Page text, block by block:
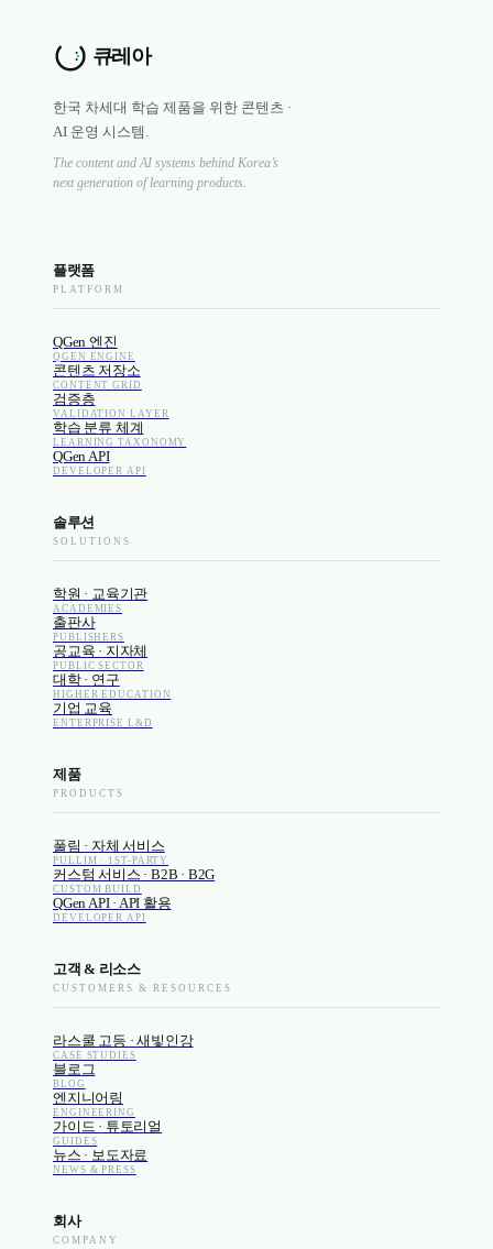
한국 차세대 학습 제품을 위한 콘텐츠 ·
AI 운영 시스템.
The content and AI systems behind Korea’s
next generation of learning products.
플랫폼
PLATFORM
QGen 엔진
QGEN ENGINE
콘텐츠 저장소
CONTENT GRID
검증층
VALIDATION LAYER
학습 분류 체계
LEARNING TAXONOMY
QGen API
DEVELOPER API
솔루션
SOLUTIONS
학원 · 교육기관
ACADEMIES
출판사
PUBLISHERS
공교육 · 지자체
PUBLIC SECTOR
대학 · 연구
HIGHER EDUCATION
기업 교육
ENTERPRISE L&D
제품
PRODUCTS
풀림 · 자체 서비스
PULLIM · 1ST-PARTY
커스텀 서비스 · B2B · B2G
CUSTOM BUILD
QGen API · API 활용
DEVELOPER API
고객 & 리소스
CUSTOMERS & RESOURCES
라스쿨 고등 · 새빛인강
CASE STUDIES
블로그
BLOG
엔지니어링
ENGINEERING
가이드 · 튜토리얼
GUIDES
뉴스 · 보도자료
NEWS & PRESS
회사
COMPANY